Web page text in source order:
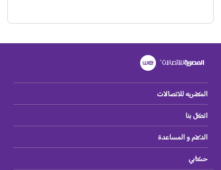
المصريه للاتصالات
اتصل بنا
الدعم و المساعدة
حسابي